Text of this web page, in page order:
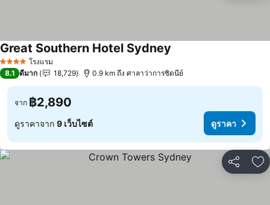
4 ดาว โรงแรม
Great Southern Hotel Sydney
8.1 ดีมาก 18,729 0.9 km ถึง ศาลาว่าการซิดนีย์
จาก ฿2,890
ดูราคาจาก 9 เว็บไซต์ ดูราคา
แชร์ เ